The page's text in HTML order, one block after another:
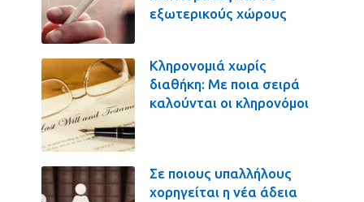
εξωτερικούς χώρους
Κληρονομιά χωρίς
διαθήκη: Με ποια σειρά
καλούνται οι κληρονόμοι
Σε ποιους υπαλλήλους
χορηγείται η νέα άδεια